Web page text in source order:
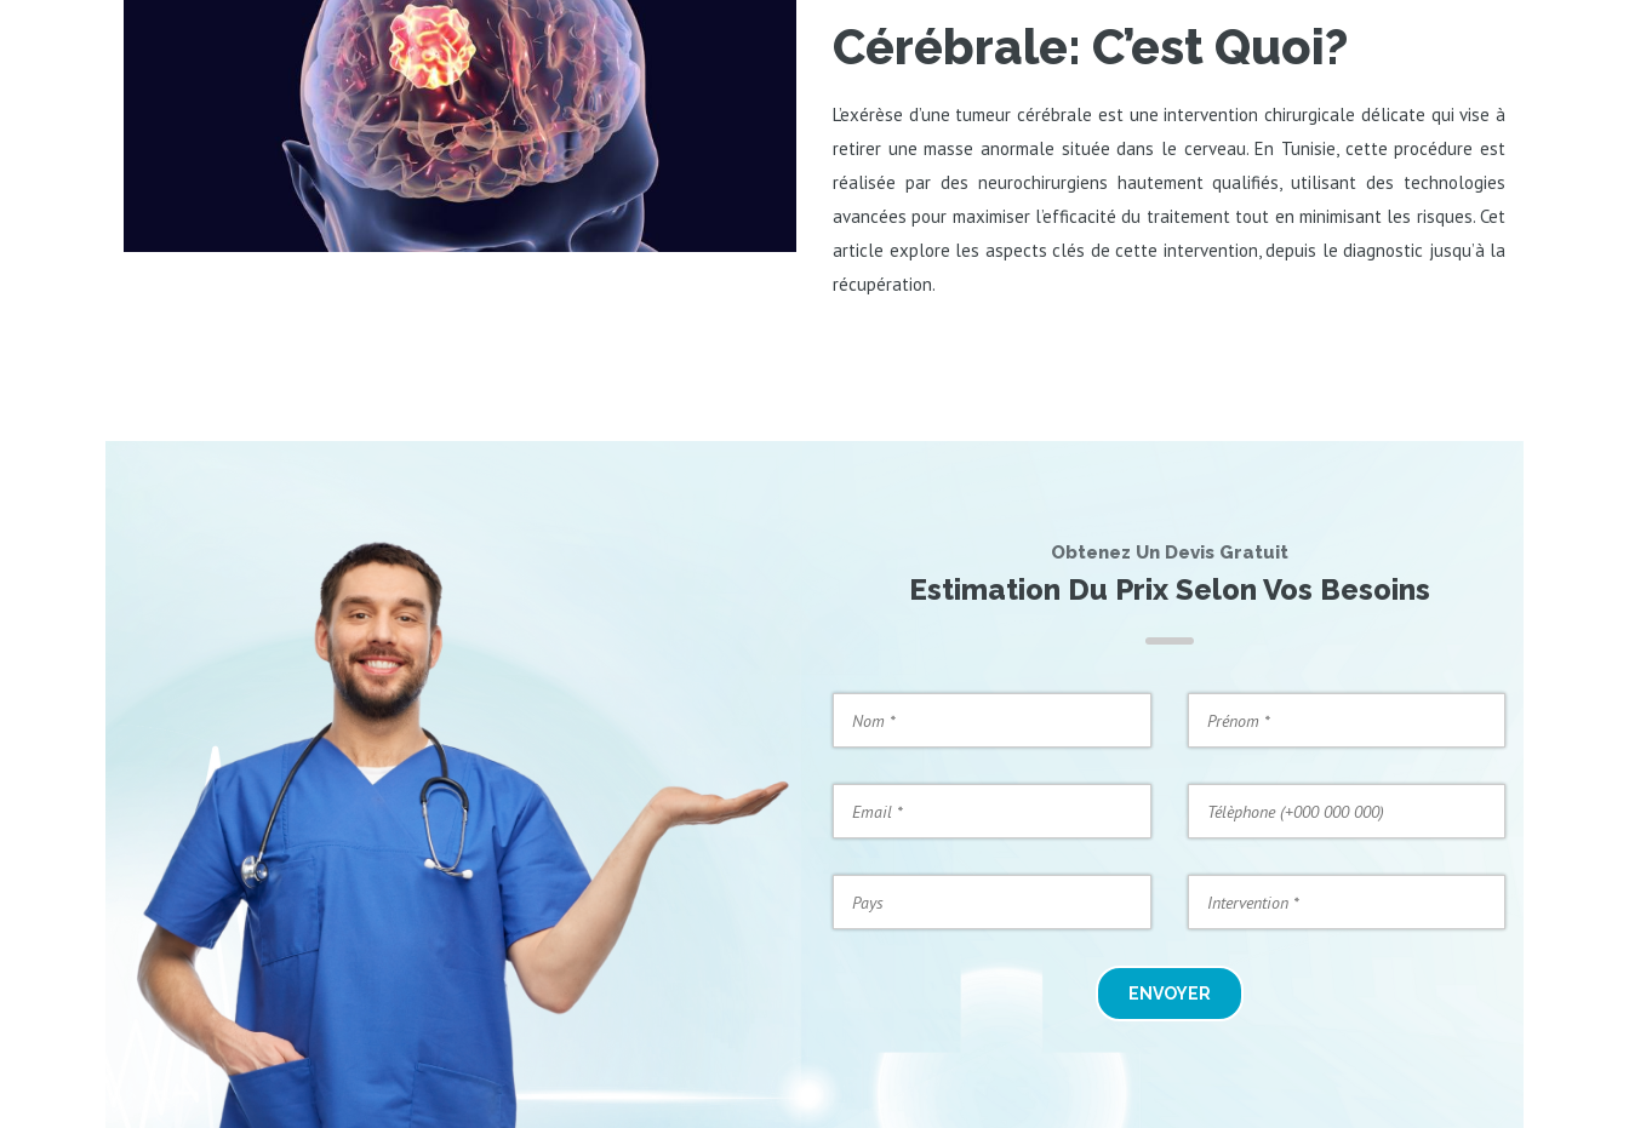
Cérébrale: C’est Quoi?
L’exérèse d’une tumeur cérébrale est une intervention chirurgicale délicate qui vise à
retirer une masse anormale située dans le cerveau. En Tunisie, cette procédure est
réalisée par des neurochirurgiens hautement qualifiés, utilisant des technologies
avancées pour maximiser l’efficacité du traitement tout en minimisant les risques. Cet
article explore les aspects clés de cette intervention, depuis le diagnostic jusqu’à la
récupération.
Obtenez Un Devis Gratuit
Estimation Du Prix Selon Vos Besoins
ENVOYER